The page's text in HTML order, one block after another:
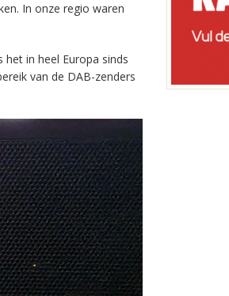
In onze regio waren
in heel Europa sinds
van de DAB-zenders